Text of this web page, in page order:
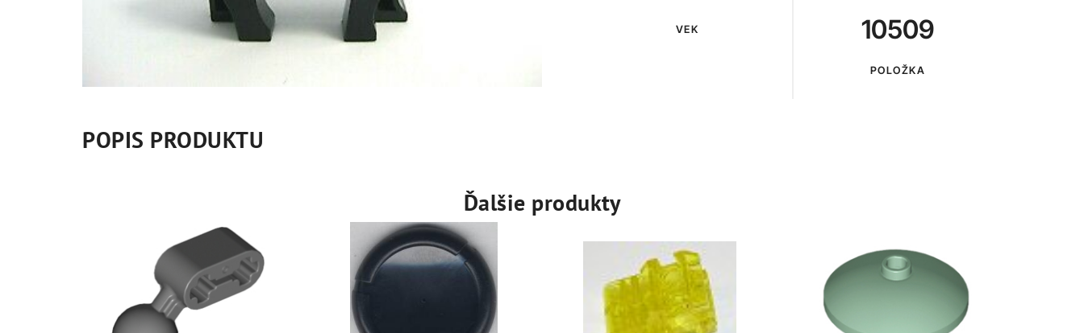
VEK 10509
POLOŽKA
POPIS PRODUKTU
Ďalšie produkty